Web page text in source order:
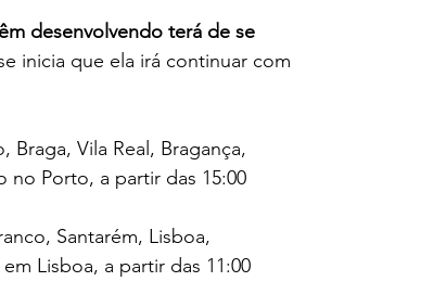
desenvolvendo terá de se
inicia que ela irá continuar com
Vila Real, Bragança,
no Porto, a partir das 15:00
Santarém, Lisboa,
Lisboa, a partir das 11:00